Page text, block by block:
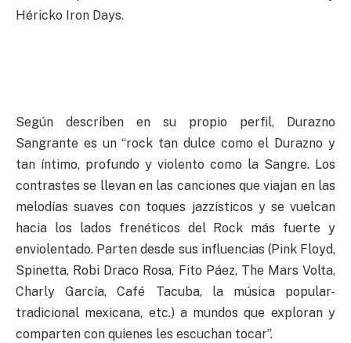
Héricko Iron Days.
Según describen en su propio perfil, Durazno
Sangrante es un “rock tan dulce como el Durazno y
tan íntimo, profundo y violento como la Sangre. Los
contrastes se llevan en las canciones que viajan en las
melodías suaves con toques jazzísticos y se vuelcan
hacia los lados frenéticos del Rock más fuerte y
enviolentado. Parten desde sus influencias (Pink Floyd,
Spinetta, Robi Draco Rosa, Fito Páez, The Mars Volta,
Charly García, Café Tacuba, la música popular-
tradicional mexicana, etc.) a mundos que exploran y
comparten con quienes les escuchan tocar”.